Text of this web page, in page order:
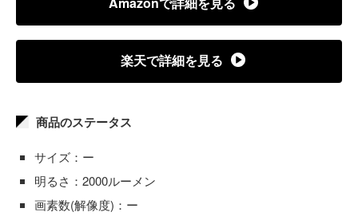
楽天で詳細を見る
商品のステータス
サイズ：ー
明るさ：2000ルーメン
画素数(解像度)：ー